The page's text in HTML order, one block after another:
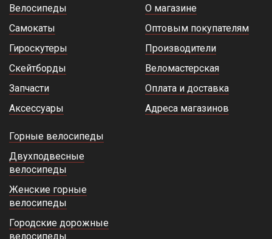
Велосипеды
Самокаты
Гироскутеры
Скейтборды
Запчасти
Аксессуары
О магазине
Оптовым покупателям
Производители
Веломастерская
Оплата и доставка
Адреса магазинов
Горные велосипеды
Двухподвесные
велосипеды
Женские горные
велосипеды
Городские дорожные
велосипеды